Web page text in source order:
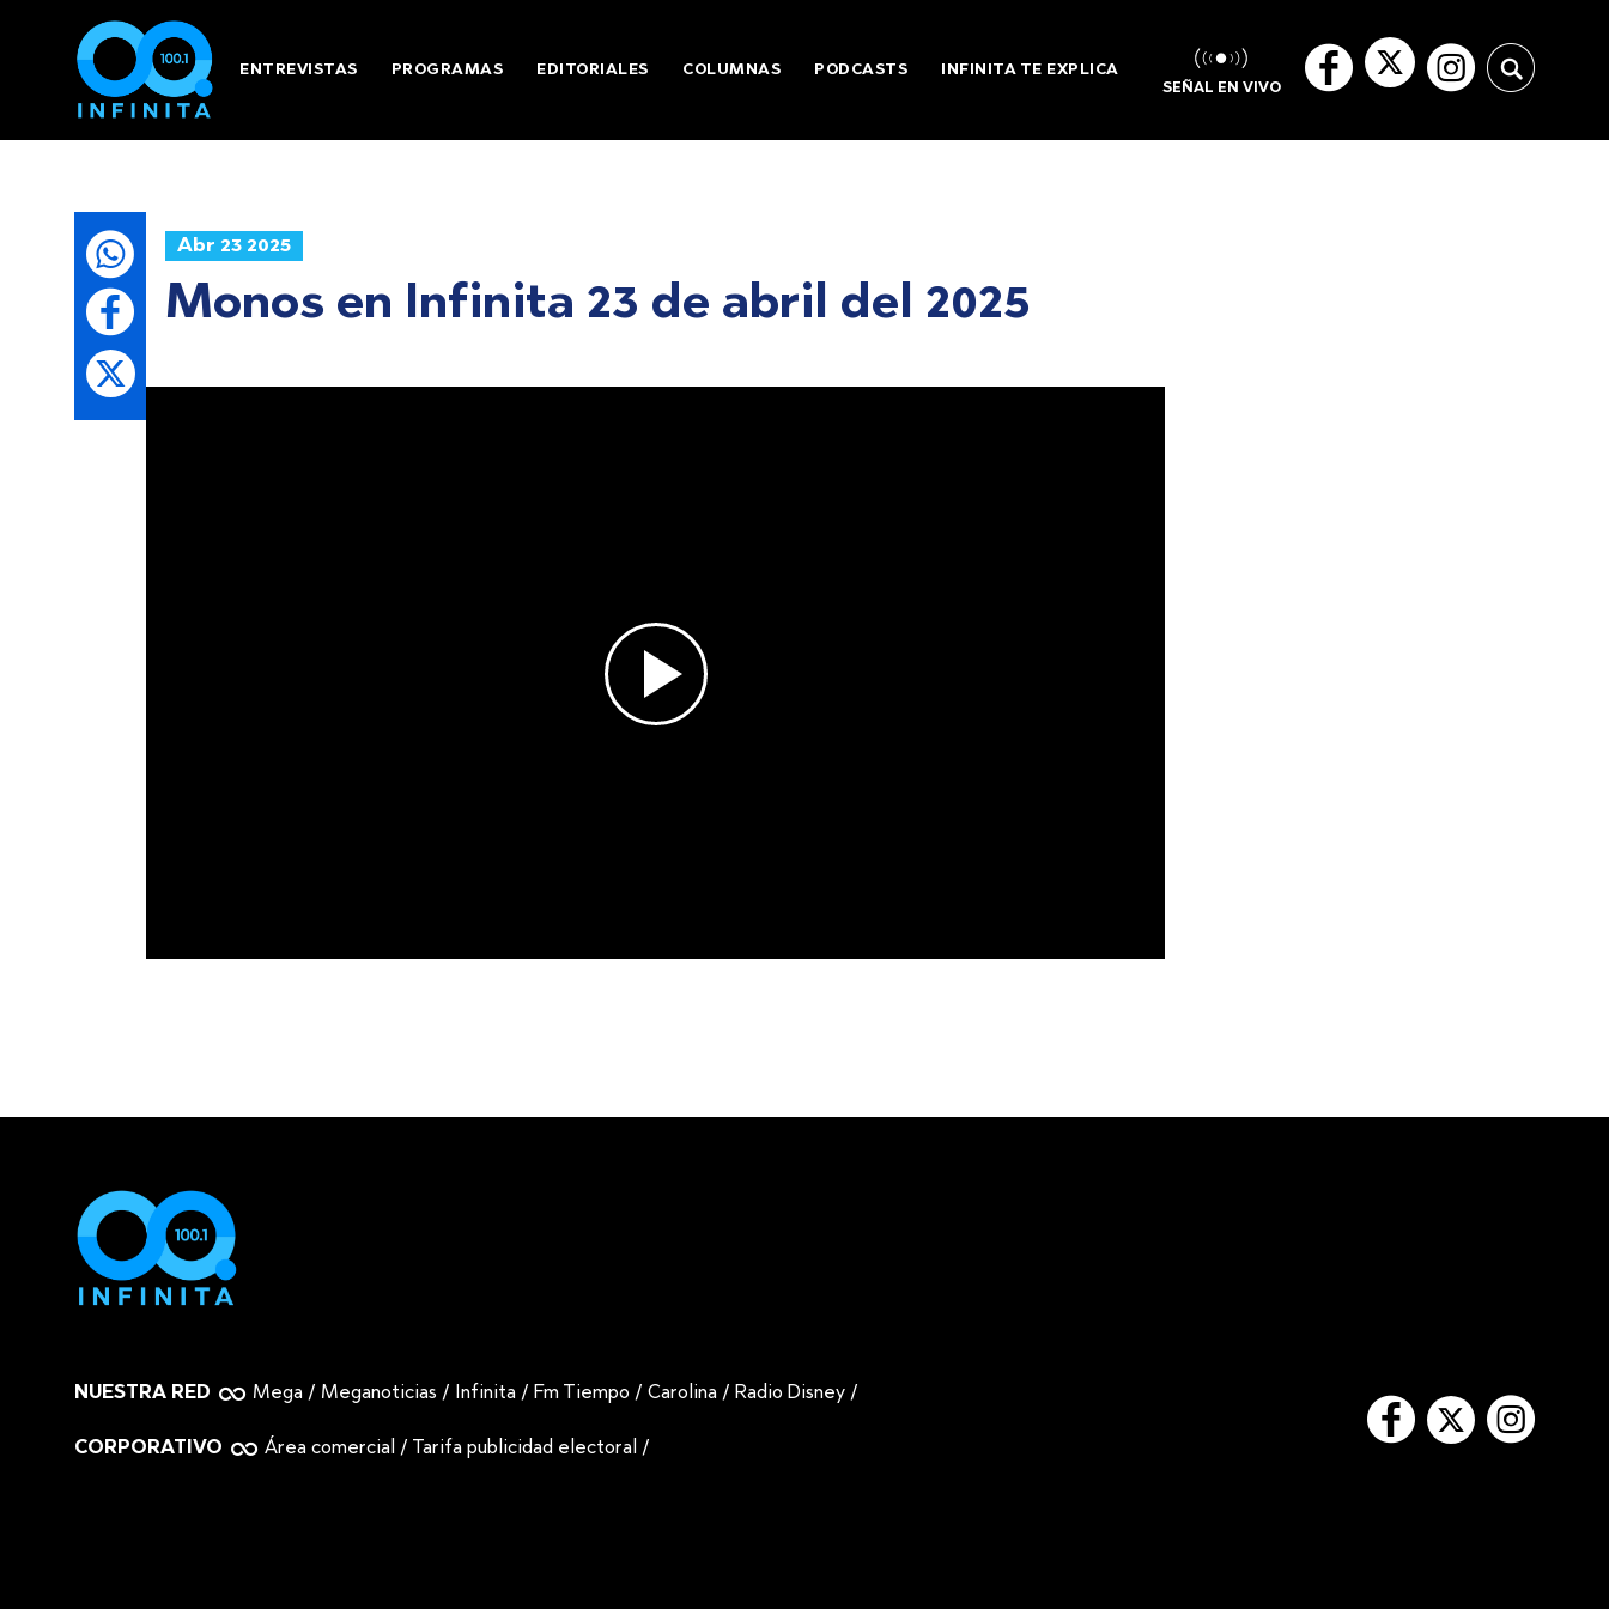
ENTREVISTAS PROGRAMAS EDITORIALES COLUMNAS PODCASTS INFINITA TE EXPLICA
SEÑAL EN VIVO
Abr 23 2025
Monos en Infinita 23 de abril del 2025
NUESTRA RED Mega / Meganoticias / Infinita / Fm Tiempo /Carolina / Radio Disney /
CORPORATIVO Área comercial / Tarifa publicidad electoral /